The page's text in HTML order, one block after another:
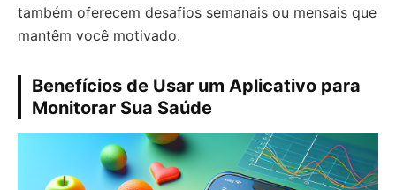
também oferecem desafios semanais ou mensais que
mantêm você motivado.
Benefícios de Usar um Aplicativo para
Monitorar Sua Saúde